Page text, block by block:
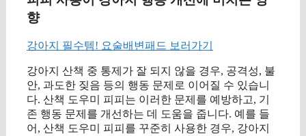
향
강아지 필수템! 요술배변패드 보러가기
강아지 산책 중 통제가 잘 되지 않을 경우, 공격성, 불
안, 과도한 짖음 등의 행동 문제로 이어질 수 있습니
다. 산책 도우미 피피는 이러한 문제를 예방하고, 기
존 행동 문제를 개선하는 데 도움을 줍니다. 예를 들
어, 산책 도우미 피피를 꾸준히 사용한 경우, 강아지